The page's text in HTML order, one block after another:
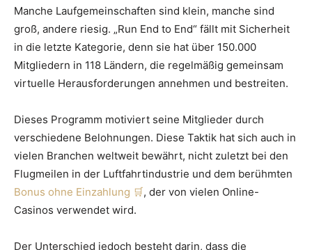
Manche Laufgemeinschaften sind klein, manche sind
groß, andere riesig. „Run End to End“ fällt mit Sicherheit
in die letzte Kategorie, denn sie hat über 150.000
Mitgliedern in 118 Ländern, die regelmäßig gemeinsam
virtuelle Herausforderungen annehmen und bestreiten.
Dieses Programm motiviert seine Mitglieder durch
verschiedene Belohnungen. Diese Taktik hat sich auch in
vielen Branchen weltweit bewährt, nicht zuletzt bei den
Flugmeilen in der Luftfahrtindustrie und dem berühmten
Bonus ohne Einzahlung
, der von vielen Online-
Casinos verwendet wird.
Der Unterschied jedoch besteht darin, dass die